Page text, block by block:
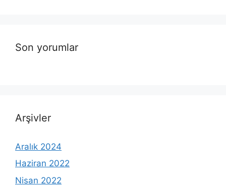
Son yorumlar
Arşivler
Aralık 2024
Haziran 2022
Nisan 2022